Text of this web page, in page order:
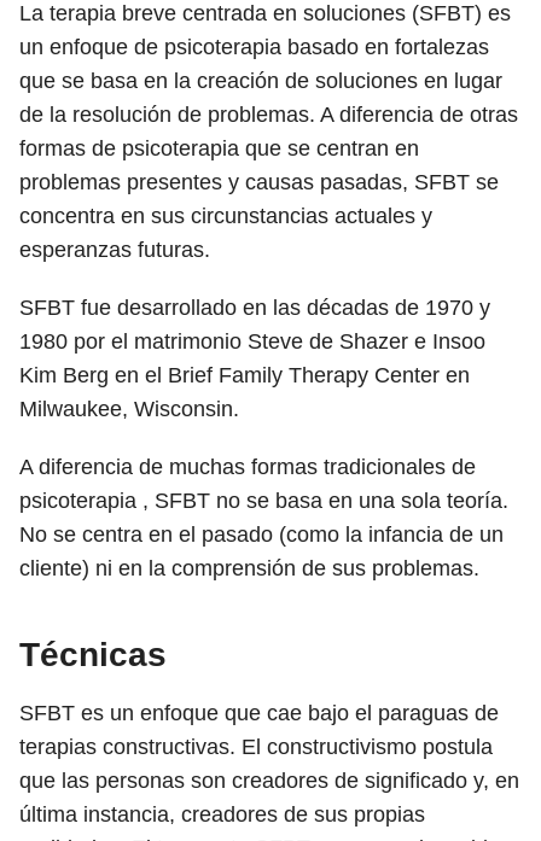
La terapia breve centrada en soluciones (SFBT) es
un enfoque de psicoterapia basado en fortalezas
que se basa en la creación de soluciones en lugar
de la resolución de problemas. A diferencia de otras
formas de psicoterapia que se centran en
problemas presentes y causas pasadas, SFBT se
concentra en sus circunstancias actuales y
esperanzas futuras.
SFBT fue desarrollado en las décadas de 1970 y
1980 por el matrimonio Steve de Shazer e Insoo
Kim Berg en el Brief Family Therapy Center en
Milwaukee, Wisconsin.
A diferencia de muchas formas tradicionales de
psicoterapia , SFBT no se basa en una sola teoría.
No se centra en el pasado (como la infancia de un
cliente) ni en la comprensión de sus problemas.
Técnicas
SFBT es un enfoque que cae bajo el paraguas de
terapias constructivas. El constructivismo postula
que las personas son creadores de significado y, en
última instancia, creadores de sus propias